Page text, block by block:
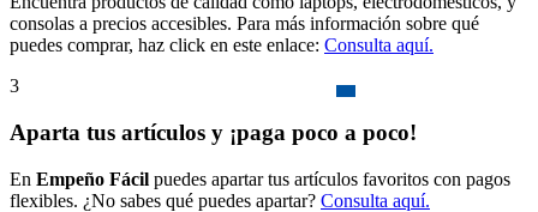
consolas a precios accesibles. Para más información sobre qué
puedes comprar, haz click en este enlace: Consulta aquí.
3
Aparta tus artículos y ¡paga poco a poco!
En Empeño Fácil puedes apartar tus artículos favoritos con pagos
flexibles. ¿No sabes qué puedes apartar? Consulta aquí.